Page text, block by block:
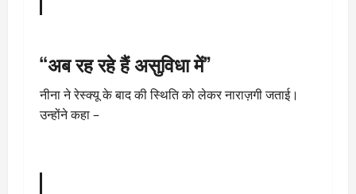
“अब रह रहे हैं असुविधा में”
नीना ने रेस्क्यू के बाद की स्थिति को लेकर नाराज़गी जताई।
उन्होंने कहा –